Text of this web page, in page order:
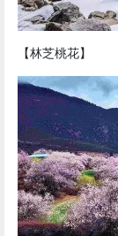
【林芝桃花】